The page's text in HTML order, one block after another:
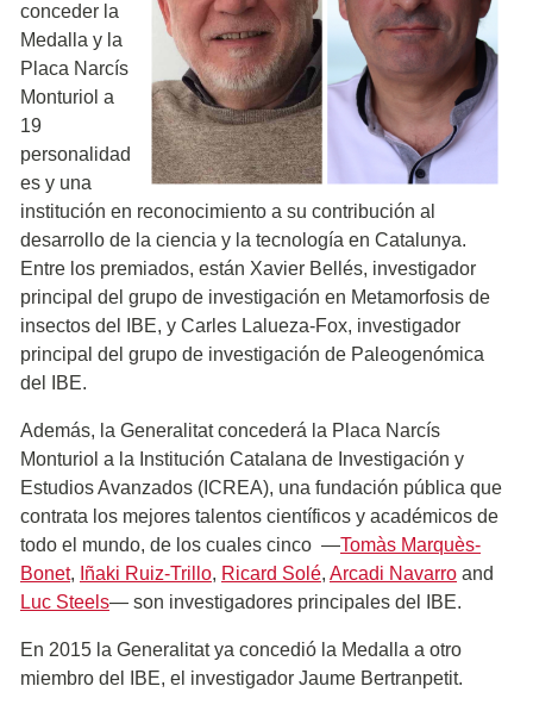
conceder la
Medalla y la
Placa Narcís
Monturiol a
19
personalidad
es y una
institución en reconocimiento a su contribución al
desarrollo de la ciencia y la tecnología en Catalunya.
Entre los premiados, están Xavier Bellés, investigador
principal del grupo de investigación en Metamorfosis de
insectos del IBE, y Carles Lalueza-Fox, investigador
principal del grupo de investigación de Paleogenómica
del IBE.
Además, la Generalitat concederá la Placa Narcís
Monturiol a la Institución Catalana de Investigación y
Estudios Avanzados (ICREA), una fundación pública que
contrata los mejores talentos científicos y académicos de
todo el mundo, de los cuales cinco ―Tomàs Marquès-
Bonet, Iñaki Ruiz-Trillo, Ricard Solé, Arcadi Navarro and
Luc Steels― son investigadores principales del IBE.
En 2015 la Generalitat ya concedió la Medalla a otro
miembro del IBE, el investigador Jaume Bertranpetit.